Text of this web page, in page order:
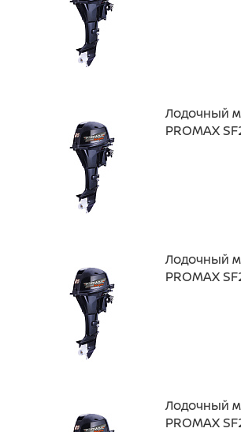
Лодочный
PROMAX
Лодочный
PROMAX
Лодочный
PROMAX